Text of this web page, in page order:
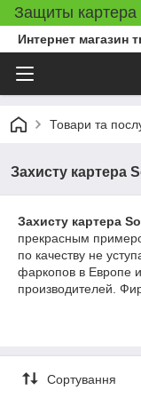
Защиты картера
Интернет магазин
Товари та
Захисту картера
Захисту картера
прекрасным
по качеству не
фаркопов в Европе
производителей.
с 1997 года. На
от особенностей
разработке
включают в себя не
Сортування